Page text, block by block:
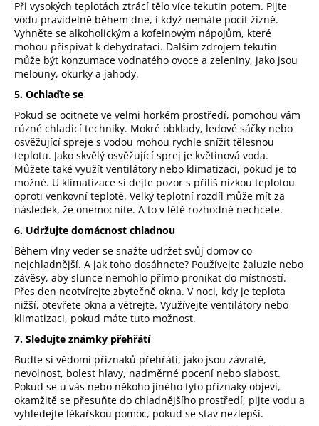
Při vysokých teplotách ztrácí tělo více tekutin potem. Pijte
vodu pravidelně během dne, i když nemáte pocit žízně.
Vyhněte se alkoholickým a kofeinovým nápojům, které
mohou přispívat k dehydrataci. Dalším zdrojem tekutin
může být konzumace vodnatého ovoce a zeleniny, jako jsou
melouny, okurky a jahody.
5. Ochlaďte se
Pokud se ocitnete ve velmi horkém prostředí, pomohou vám
různé chladicí techniky. Mokré obklady, ledové sáčky nebo
osvěžující spreje s vodou mohou rychle snížit tělesnou
teplotu. Jako skvělý osvěžující sprej je květinová voda.
Můžete také využít ventilátory nebo klimatizaci, pokud je to
možné. U klimatizace si dejte pozor s příliš nízkou teplotou
oproti venkovní teplotě. Velký teplotní rozdíl může mít za
následek, že onemocníte. A to v létě rozhodně nechcete.
6. Udržujte domácnost chladnou
Během vlny veder se snažte udržet svůj domov co
nejchladnější. A jak toho dosáhnete? Používejte žaluzie nebo
závěsy, aby slunce nemohlo přímo pronikat do místností.
Přes den neotvírejte zbytečně okna. V noci, kdy je teplota
nižší, otevřete okna a větrejte. Využívejte ventilátory nebo
klimatizaci, pokud máte tuto možnost.
7. Sledujte známky přehřátí
Buďte si vědomi příznaků přehřátí, jako jsou závratě,
nevolnost, bolest hlavy, nadměrné pocení nebo slabost.
Pokud se u vás nebo někoho jiného tyto příznaky objeví,
okamžitě se přesuňte do chladnějšího prostředí, pijte vodu a
vyhledejte lékařskou pomoc, pokud se stav nezlepší.
D
o
p
o
r
u
č
u
j
e
m
e
PRACÍ
PAPÍRKY
ECO
HAUS
MIX
VŮNÍ
25
KS
299
Kč